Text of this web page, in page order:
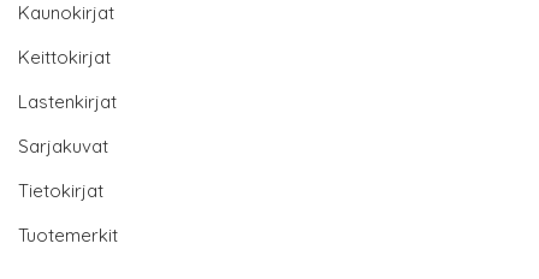
Kaunokirjat
Keittokirjat
Lastenkirjat
Sarjakuvat
Tietokirjat
Tuotemerkit